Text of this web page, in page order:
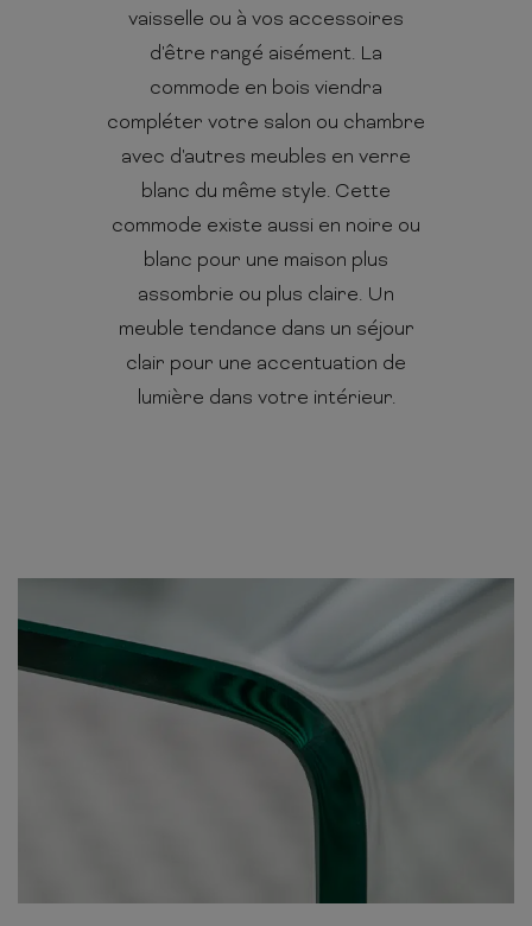
vaisselle ou à vos accessoires
d'être rangé aisément. La
commode en bois viendra
compléter votre salon ou chambre
avec d'autres meubles en verre
blanc du même style. Cette
commode existe aussi en noire ou
blanc pour une maison plus
assombrie ou plus claire. Un
meuble tendance dans un séjour
clair pour une accentuation de
lumière dans votre intérieur.